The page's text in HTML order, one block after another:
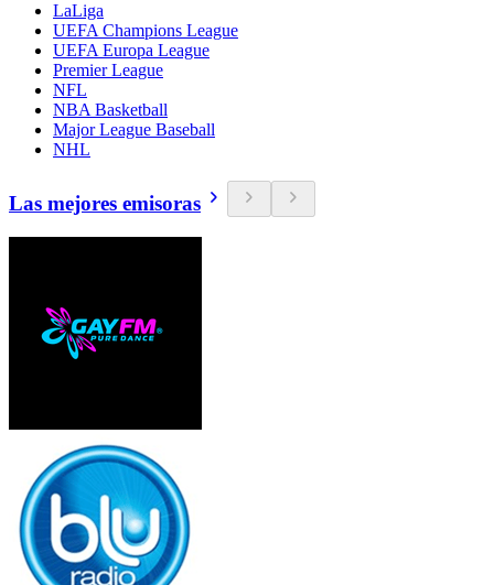
LaLiga
UEFA Champions League
UEFA Europa League
Premier League
NFL
NBA Basketball
Major League Baseball
NHL
Las mejores emisoras